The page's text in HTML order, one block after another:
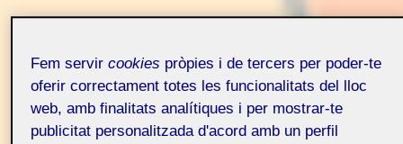
aprendre FOL – Aula 1
Fem servir cookies pròpies i de tercers per poder-te
oferir correctament totes les funcionalitats del lloc
web, amb finalitats analítiques i per mostrar-te
publicitat personalitzada d'acord amb un perfil